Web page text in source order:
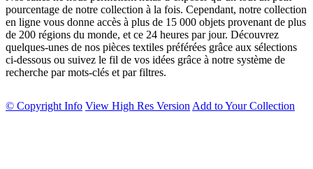
pourcentage de notre collection à la fois. Cependant, notre collection
en ligne vous donne accès à plus de 15 000 objets provenant de plus
de 200 régions du monde, et ce 24 heures par jour. Découvrez
quelques-unes de nos pièces textiles préférées grâce aux sélections
ci-dessous ou suivez le fil de vos idées grâce à notre système de
recherche par mots-clés et par filtres.
© Copyright Info View High Res Version Add to Your Collection